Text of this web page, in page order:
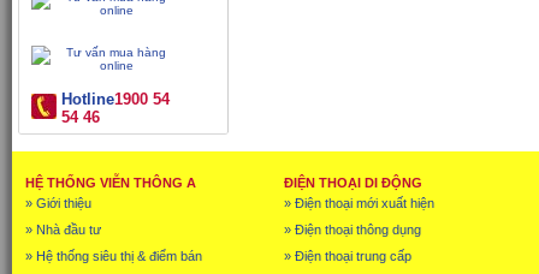
Hotline1900 54
54 46
HỆ THỐNG VIỄN THÔNG A
» Giới thiệu
» Nhà đầu tư
» Hệ thống siêu thị & điểm bán
ĐIỆN THOẠI DI ĐỘNG
» Điện thoại mới xuất hiện
» Điện thoại thông dụng
» Điện thoại trung cấp